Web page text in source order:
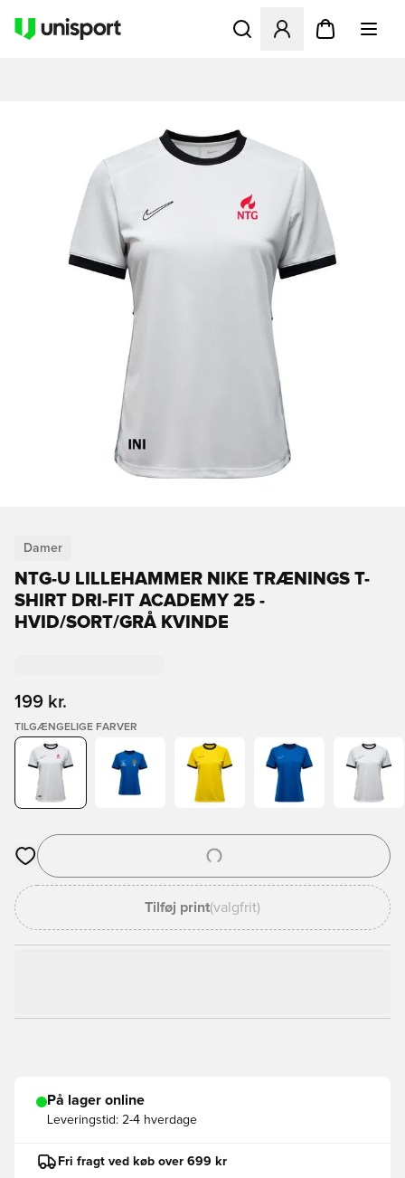
Åbner en Modal til at
Damer
NTG-U LILLEHAMMER NIKE TRÆNINGS T-
SHIRT DRI-FIT ACADEMY 25 -
HVID/SORT/GRÅ KVINDE
199 kr.
TILGÆNGELIGE FARVER
Åbner en Modal til at logge ind eller tilmelde dig som medlem
Tilføj print(valgfrit)
På lager online
Leveringstid: 2-4 hverdage
Fri fragt ved køb over 699 kr